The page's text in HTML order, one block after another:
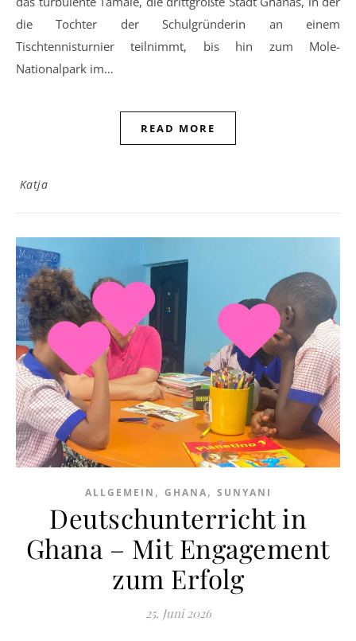
die Tochter der Schulgründerin an einem
Tischtennisturnier teilnimmt, bis hin zum Mole-
Nationalpark im…
READ MORE
Katja
ALLGEMEIN , GHANA, SUNYANI
Deutschunterricht in
Ghana – Mit Engagement
zum Erfolg
25. Juni 2026